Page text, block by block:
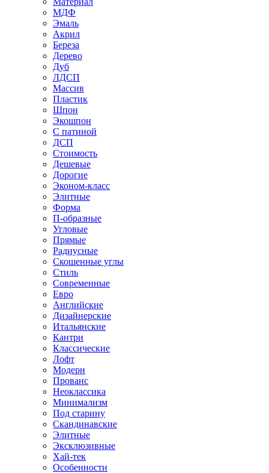
МДФ
Эмаль
Акрил
Береза
Дерево
Дуб
ЛДСП
Массив
Пластик
Шпон
Экошпон
С патиной
ДСП
Стоимость
Дешевые
Дорогие
Эконом-класс
Элитные
Форма
П-образные
Угловые
Прямые
Радиусные
Скошенные углы
Стиль
Современные
Евро
Английские
Дизайнерские
Итальянские
Кантри
Классические
Лофт
Модерн
Прованс
Неоклассика
Минимализм
Под старину
Скандинавские
Элитные
Эксклюзивные
Хай-тек
Особенности